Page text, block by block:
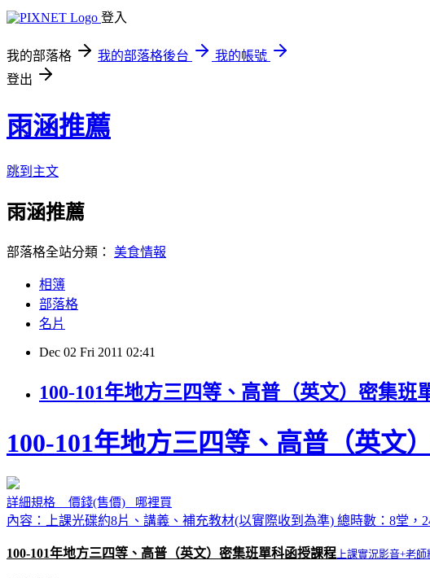
登入
我的部落格 我的部落格後台
我的帳號
登出
雨涵推薦
跳到主文
雨涵推薦
部落格全站分類： 美食情報
相簿
部落格
名片
Dec 02 Fri 2011 02:41
100-101年地方三四等、高普（英文）密集
100-101年地方三四等、高普（英文
詳細規格 價錢(售價) 哪裡買
內容：上課光碟約8片、講義、補充教材(以實際收到為準) 總時數：8堂，
100-101年地方三四等、高普（英文）密集班單科函授課程 上課實況影音+老